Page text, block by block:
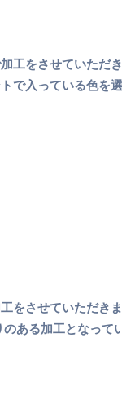
工をさせていただ
で入っている色を
をさせていただき
ある加工となって